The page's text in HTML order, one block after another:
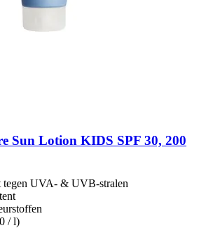
Sun Lotion KIDS SPF 30, 200
tegen UVA- & UVB-stralen
/ l)